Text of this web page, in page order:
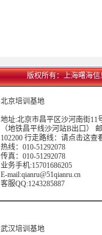
版权所有：上海曙海信
北京培训基地
地址:北京市昌平区沙河南街11
（地铁昌平线沙河站B出口）
102200 行走路线： 请点击这查
热线：010-51292078
传真：010-51292078
业务手机:15701686205
E-mail:qianru@51qianru.cn
客服QQ:1243285887
武汉培训基地